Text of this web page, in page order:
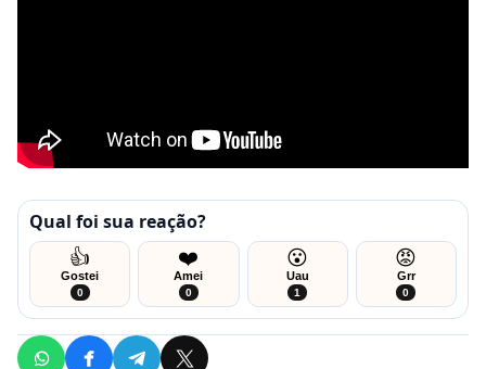
Qual foi sua reação?
👍
Gostei
0
❤️
Amei
0
😮
Uau
1
😡
Grr
0